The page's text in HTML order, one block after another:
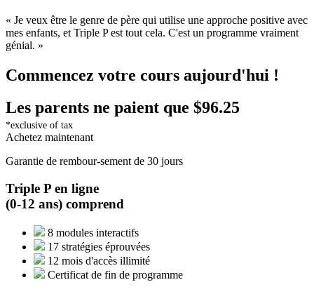
« Je veux être le genre de père qui utilise une approche positive avec
mes enfants, et Triple P est tout cela. C'est un programme vraiment
génial. »
Commencez votre cours aujourd'hui !
Les parents ne paient que $96.25
*exclusive of tax
Achetez maintenant
Garantie de rembour-sement de 30 jours
Triple P en ligne
(0-12 ans) comprend
8 modules interactifs
17 stratégies éprouvées
12 mois d'accès illimité
Certificat de fin de programme